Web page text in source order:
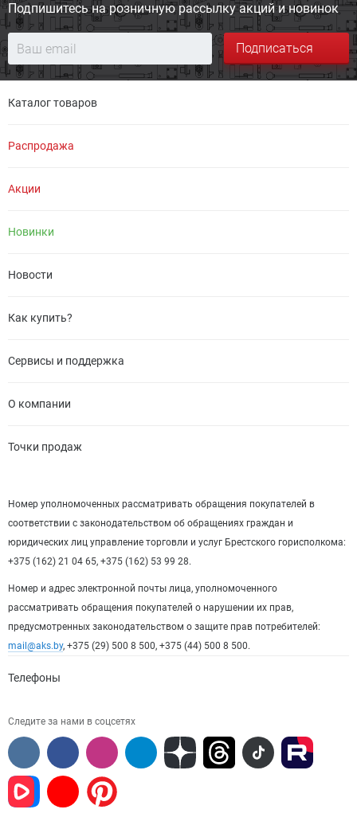
Подпишитесь на розничную рассылку акций и новинок
Подписаться
Каталог товаров
Распродажа
Акции
Новинки
Новости
Как купить?
Сервисы и поддержка
О компании
Точки продаж
Номер уполномоченных рассматривать обращения покупателей в
соответствии с законодательством об обращениях граждан и
юридических лиц управление торговли и услуг Брестского горисполкома:
+375 (162) 21 04 65, +375 (162) 53 99 28.
Номер и адрес электронной почты лица, уполномоченного
рассматривать обращения покупателей о нарушении их прав,
предусмотренных законодательством о защите прав потребителей:
mail@aks.by, +375 (29) 500 8 500, +375 (44) 500 8 500.
Телефоны
Следите за нами в соцсетях